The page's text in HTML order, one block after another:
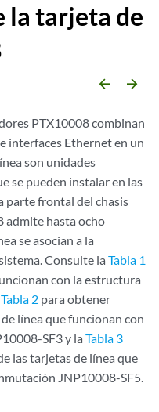
la tarjeta de
arrow_backward arrow_forward
PTX10008 combinan
interfaces Ethernet en un
son unidades
se pueden instalar en las
parte frontal del chasis
admite hasta ocho
se asocian a la
Consulte la Tabla 1
con la estructura
Tabla 2 para obtener
línea que funcionan con
SF3 y la Tabla 3
las tarjetas de línea que
JNP10008-SF5.